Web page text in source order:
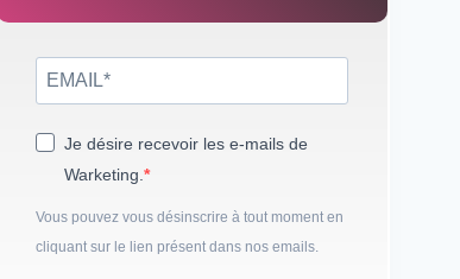
Je désire recevoir les e-mails de
Warketing.
Vous pouvez vous désinscrire à tout moment en
cliquant sur le lien présent dans nos emails.